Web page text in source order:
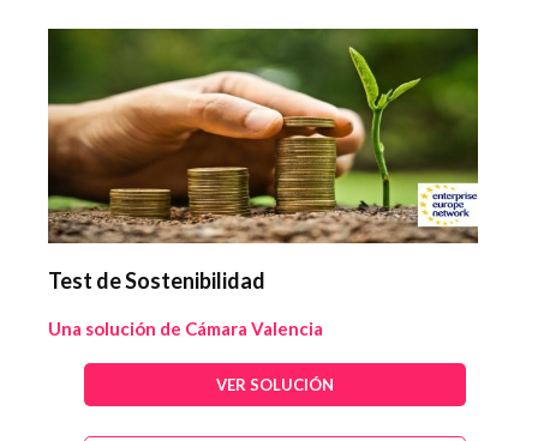
Test de Sostenibilidad
Una solución de Cámara Valencia
VER SOLUCIÓN